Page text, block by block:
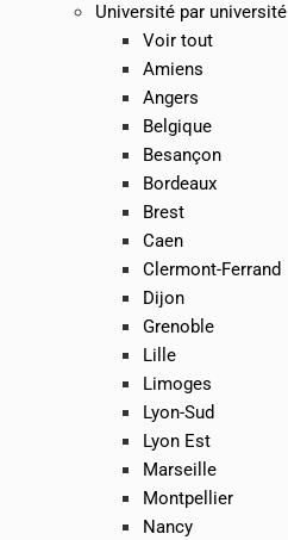
Université par université
Voir tout
Amiens
Angers
Belgique
Besançon
Bordeaux
Brest
Caen
Clermont-Ferrand
Dijon
Grenoble
Lille
Limoges
Lyon-Sud
Lyon Est
Marseille
Montpellier
Nancy